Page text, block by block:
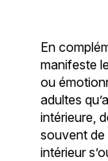
En
manifeste
ou
adultes
intérieure,
souvent de
intérieur